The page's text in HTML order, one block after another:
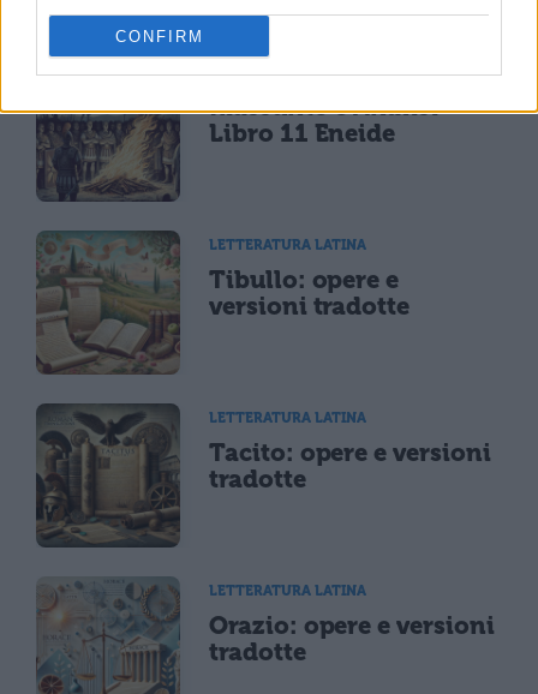
CONFIRM
LETTERATURA LATINA
Riassunto e Analisi
Libro 11 Eneide
LETTERATURA LATINA
Tibullo: opere e
versioni tradotte
LETTERATURA LATINA
Tacito: opere e versioni
tradotte
LETTERATURA LATINA
Orazio: opere e versioni
tradotte